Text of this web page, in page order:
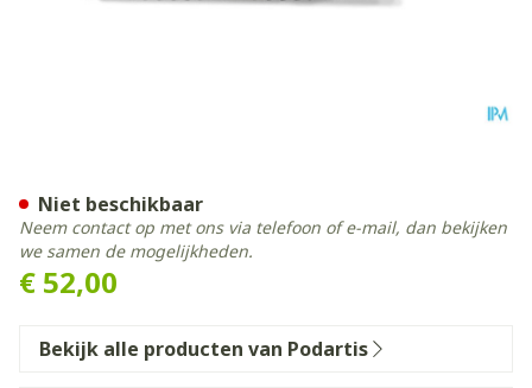
€ 52,00
Niet beschikbaar
Neem contact op met ons via telefoon of e-mail, dan bekijken
we samen de mogelijkheden.
Bekijk alle producten van Podartis